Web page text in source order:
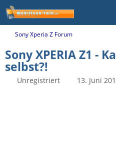
Sony Xperia Z Forum
Sony XPERIA Z1 -
selbst?!
Unregistriert 13. Juni